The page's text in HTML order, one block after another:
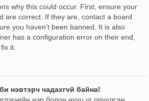
why this could occur. First, ensure your
are correct. If they are, contact a board
you haven’t been banned. It is also
has a configuration error on their end,
it.
нэвтэрч чадахгvй байна!
нэр болон нууц үг оруулсан